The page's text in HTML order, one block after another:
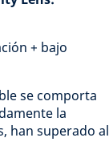
+ bajo
se comporta
la
han superado al